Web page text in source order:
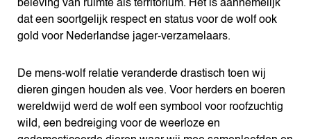
beleving van ruimte als territorium. Het is aannemelijk
dat een soortgelijk respect en status voor de wolf ook
gold voor Nederlandse jager-verzamelaars.
De mens-wolf relatie veranderde drastisch toen wij
dieren gingen houden als vee. Voor herders en boeren
wereldwijd werd de wolf een symbool voor roofzuchtig
wild, een bedreiging voor de weerloze en